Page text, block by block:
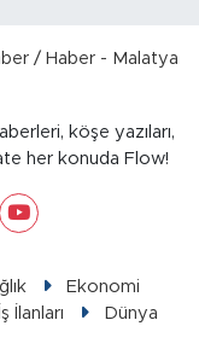
köşe yazıları,
her konuda Flow!
Ekonomi
İlanları Dünya